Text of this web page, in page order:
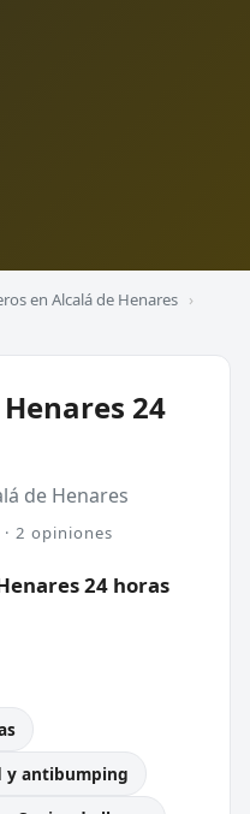
en Alcalá de Henares ›
24
de Henares
2 opiniones
24 horas
y antibumping